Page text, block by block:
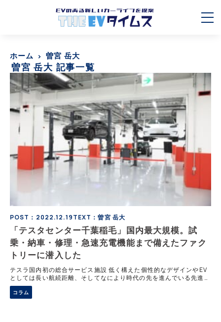
ホーム 曽宮 岳大
曽宮 岳大 記事一覧
POST：2022.12.19TEXT：曽宮 岳大
「テスタセンター千葉稲毛」国内最大規模。試
乗・納車・修理・急速充電機能まで備えたファク
トリーに潜入した
テスラ国内初の総合サービス施設 低く構えた個性的なデザインやEV
としては長い航続距離、そしてなにより時代の先を進んでいる先進的
なブランドという雰囲気を放ち、ユーザー数を着々と伸ばしているテ
スラ。自動車産業が発展し、自国生
コラム